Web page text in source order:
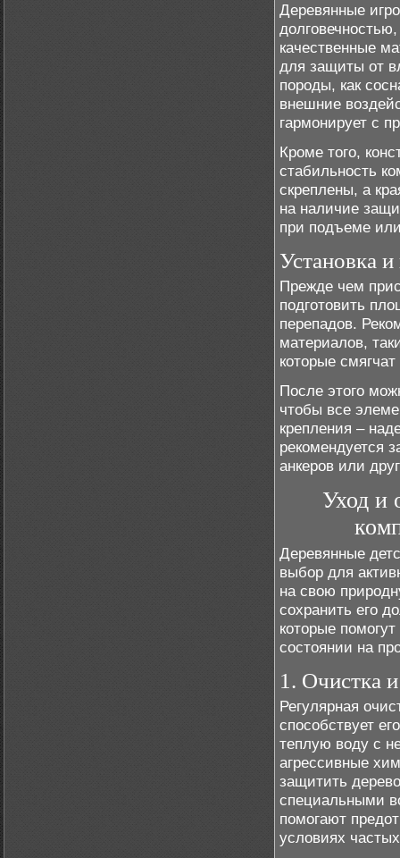
Деревянные
качественные
для защиты от
породы, как
внешние
гармонирует с
Кроме того,
стабильность
скреплены, а
на наличие
при подъеме
Установка
Прежде чем
подготовить
перепадов.
материалов,
которые
После этого
чтобы все
крепления –
рекомендуется
анкеров или
Уход и
Деревянные
выбор для
на свою
сохранить его
которые
состоянии на
1. Очистка
Регулярная
способствует
теплую воду с
агрессивные
защитить
специальными
помогают
условиях